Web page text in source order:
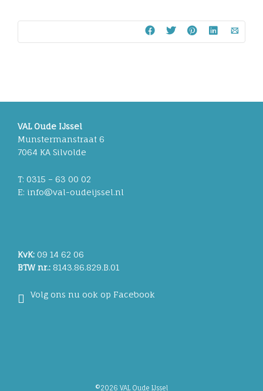
VAL Oude IJssel
Munstermanstraat 6
7064 KA Silvolde
T: 0315 – 63 00 02
E: info@val-oudeijssel.nl
KvK: 09 14 62 06
BTW nr.: 8143.86.829.B.01
Volg ons nu ook op Facebook
©2026 VAL Oude IJssel